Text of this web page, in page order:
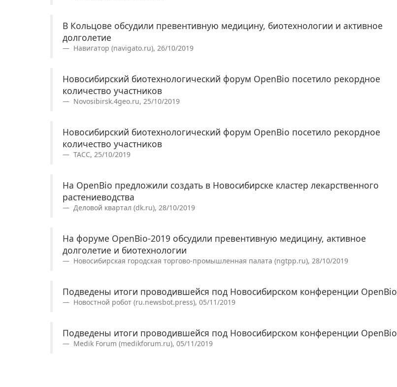
В Кольцове обсудили превентивную медицину, биотехнологии и активное
долголетие
Навигатор (navigato.ru), 26/10/2019
Новосибирский биотехнологический форум OpenBio посетило рекордное
количество участников
Novosibirsk.4geo.ru, 25/10/2019
Новосибирский биотехнологический форум OpenBio посетило рекордное
количество участников
ТАСС, 25/10/2019
На OpenBio предложили создать в Новосибирске кластер лекарственного
растениеводства
Деловой квартал (dk.ru), 28/10/2019
На форуме OpenBio-2019 обсудили превентивную медицину, активное
долголетие и биотехнологии
Новосибирская городская торгово-промышленная палата (ngtpp.ru), 28/10/2019
Подведены итоги проводившейся под Новосибирском конференции OpenBiо
Новостной робот (ru.newsbot.press), 05/11/2019
Подведены итоги проводившейся под Новосибирском конференции OpenBiо
Medik Forum (medikforum.ru), 05/11/2019